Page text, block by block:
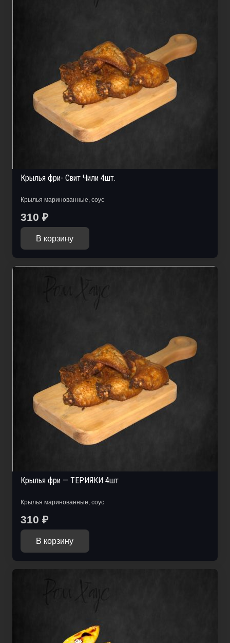
Крылья фри- Свит Чили 4шт.
Крылья маринованные, соус
310 ₽
В корзину
Крылья фри — ТЕРИЯКИ 4шт
Крылья маринованные, соус
310 ₽
В корзину